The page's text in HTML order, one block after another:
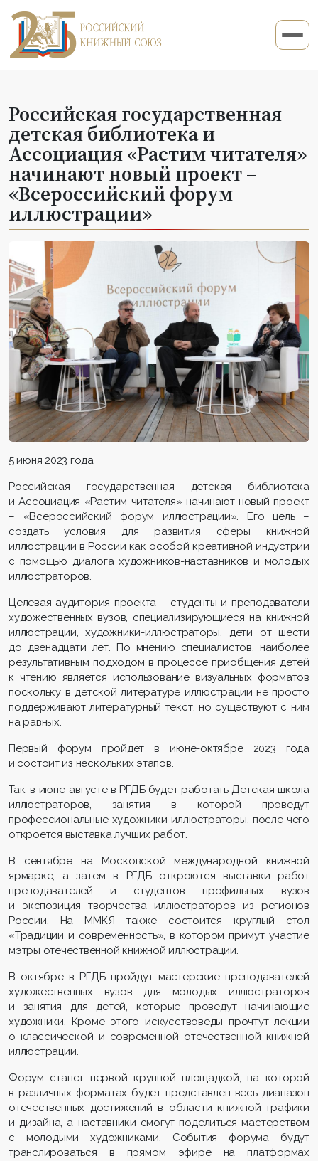
Российская государственная
детская библиотека и
Ассоциация «Растим читателя»
начинают новый проект –
«Всероссийский форум
иллюстрации»
5 июня 2023 года
Российская государственная детская библиотека
и Ассоциация «Растим читателя» начинают новый проект
– «Всероссийский форум иллюстрации». Его цель –
создать условия для развития сферы книжной
иллюстрации в России как особой креативной индустрии
с помощью диалога художников-наставников и молодых
иллюстраторов.
Целевая аудитория проекта – студенты и преподаватели
художественных вузов, специализирующиеся на книжной
иллюстрации, художники-иллюстраторы, дети от шести
до двенадцати лет. По мнению специалистов, наиболее
результативным подходом в процессе приобщения детей
к чтению является использование визуальных форматов
поскольку в детской литературе иллюстрации не просто
поддерживают литературный текст, но существуют с ним
на равных.
Первый форум пройдет в июне-октябре 2023 года
и состоит из нескольких этапов.
Так, в июне-августе в РГДБ будет работать Детская школа
иллюстраторов, занятия в которой проведут
профессиональные художники-иллюстраторы, после чего
откроется выставка лучших работ.
В сентябре на Московской международной книжной
ярмарке, а затем в РГДБ откроются выставки работ
преподавателей и студентов профильных вузов
и экспозиция творчества иллюстраторов из регионов
России. На ММКЯ также состоится круглый стол
«Традиции и современность», в котором примут участие
мэтры отечественной книжной иллюстрации.
В октябре в РГДБ пройдут мастерские преподавателей
художественных вузов для молодых иллюстраторов
и занятия для детей, которые проведут начинающие
художники. Кроме этого искусствоведы прочтут лекции
о классической и современной отечественной книжной
иллюстрации.
Форум станет первой крупной площадкой, на которой
в различных форматах будет представлен весь диапазон
отечественных достижений в области книжной графики
и дизайна, а наставники смогут поделиться мастерством
с молодыми художниками. События форума будут
транслироваться в прямом эфире на платформах